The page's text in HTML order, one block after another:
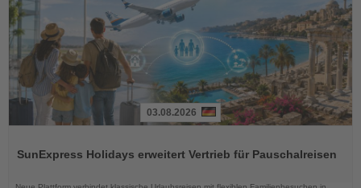
die
03.08.2026
SunExpress Holidays erweitert Vertrieb für Pauschalreisen